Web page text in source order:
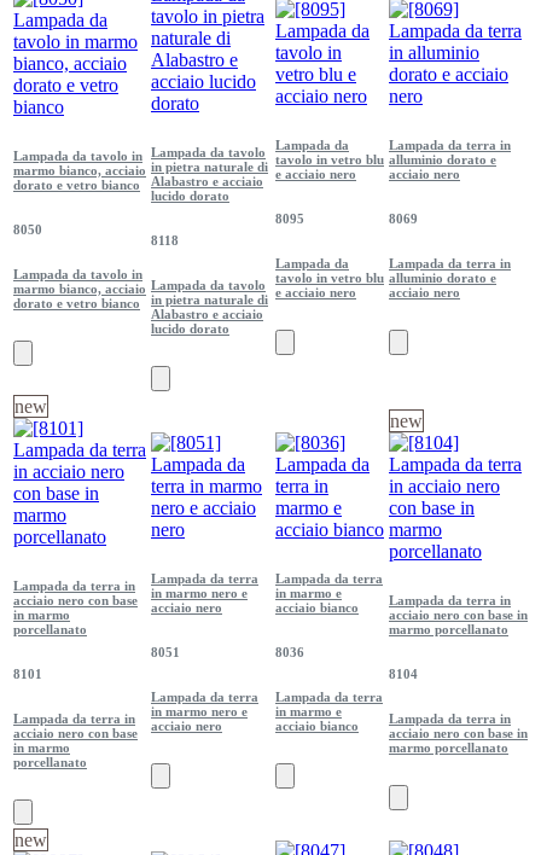
Lampada da tavolo in
marmo bianco, acciaio
dorato e vetro bianco
8050
Lampada da tavolo in
marmo bianco, acciaio
dorato e vetro bianco
Lampada da tavolo
in pietra naturale di
Alabastro e acciaio
lucido dorato
8118
Lampada da tavolo
in pietra naturale di
Alabastro e acciaio
lucido dorato
Lampada da
tavolo in vetro blu
e acciaio nero
8095
Lampada da
tavolo in vetro blu
e acciaio nero
Lampada da terra in
alluminio dorato e
acciaio nero
8069
Lampada da terra in
alluminio dorato e
acciaio nero
new
Lampada da terra in
acciaio nero con base
in marmo
porcellanato
8101
Lampada da terra in
acciaio nero con base
in marmo
porcellanato
Lampada da terra
in marmo nero e
acciaio nero
8051
Lampada da terra
in marmo nero e
acciaio nero
Lampada da terra
in marmo e
acciaio bianco
8036
Lampada da terra
in marmo e
acciaio bianco
new
Lampada da terra in
acciaio nero con base in
marmo porcellanato
8104
Lampada da terra in
acciaio nero con base in
marmo porcellanato
new